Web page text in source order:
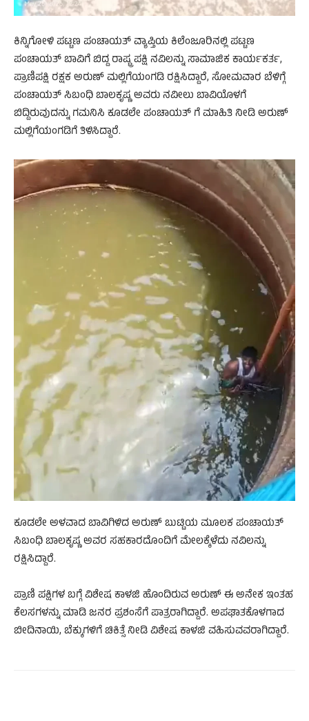
ಕಿನ್ನಿಗೋಳಿ ಪಟ್ಟಣ ಪಂಚಾಯತ್ ವ್ಯಾಪ್ತಿಯ ಕಿಲೆಂಜೂರಿನಲ್ಲಿ ಪಟ್ಟಣ
ಪಂಚಾಯತ್ ಬಾವಿಗೆ ಬಿದ್ದ ರಾಷ್ಟ್ರ ಪಕ್ಷಿ ನವಿಲನ್ನು ಸಾಮಾಜಿಕ ಕಾರ್ಯಕರ್ತ,
ಪ್ರಾಣಿಪಕ್ಷಿ ರಕ್ಷಕ ಅರುಣ್ ಮಲ್ಲಿಗೆಯಂಗಡಿ ರಕ್ಷಿಸಿದ್ದಾರೆ, ಸೋಮವಾರ ಬೆಳಿಗ್ಗೆ
ಪಂಚಾಯತ್ ಸಿಬಂಧಿ ಬಾಲಕೃಷ್ಣ ಅವರು ನವೀಲು ಬಾವಿಯೊಳಗೆ
ಬಿದ್ದಿರುವುದನ್ನು ಗಮನಿಸಿ ಕೂಡಲೇ ಪಂಚಾಯತ್ ಗೆ ಮಾಹಿತಿ ನೀಡಿ ಅರುಣ್
ಮಲ್ಲಿಗೆಯಂಗಡಿಗೆ ತಿಳಿಸಿದ್ದಾರೆ.
ಕೂಡಲೇ ಅಳವಾದ ಬಾವಿಗಿಳಿದ ಅರುಣ್ ಬುಟ್ಟಿಯ ಮೂಲಕ ಪಂಚಾಯತ್
ಸಿಬಂಧಿ ಬಾಲಕೃಷ್ಣ ಅವರ ಸಹಕಾರದೊಂದಿಗೆ‌ ಮೇಲಕ್ಕೆಳೆದು ನವಿಲನ್ನು
ರಕ್ಷಿಸಿದ್ದಾರೆ.
ಪ್ರಾಣಿ ಪಕ್ಷಿಗಳ ಬಗ್ಗೆ ವಿಶೇಷ ಕಾಳಜಿ ಹೊಂದಿರುವ ಅರುಣ್ ಈ ಅನೇಕ ಇಂತಹ
ಕೆಲಸಗಳನ್ನು ಮಾಡಿ ಜನರ ಪ್ರಶಂಸೆಗೆ ಪಾತ್ರರಾಗಿದ್ದಾರೆ. ಅಪಘಾತಕೊಳಗಾದ
ಬೀದಿನಾಯಿ, ಬೆಕ್ಕುಗಳಿಗೆ ಚಿಕಿತ್ಸೆ ನೀಡಿ ವಿಶೇಷ ಕಾಳಜಿ ವಹಿಸುವವರಾಗಿದ್ದಾರೆ.